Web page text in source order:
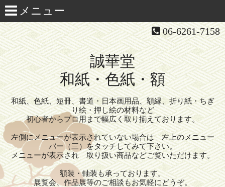
06-6261-7158
誠華堂
和紙・色紙・額
和紙、色紙、短冊、書道・日本画用品、額縁、折り紙・ちぎ
り絵・押し絵の材料など
初心者からプロ用まで幅広く取り揃えております。
左側にメニューが表示されていない場合は 左上のメニュー
バー（三）をタッチしてみて下さい。
メニューが表示され 取り扱い商品などご覧いただけます。
額装・軸装も承っております。
展覧会、作品展等のご相談もお気軽にどうぞ。